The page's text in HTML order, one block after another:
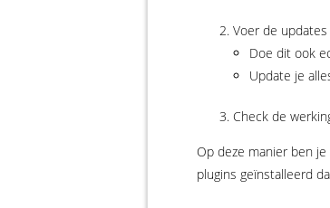
Voer de
Doe dit ook
Update je
Check de
Op deze manier ben
plugins geïnstalleerd